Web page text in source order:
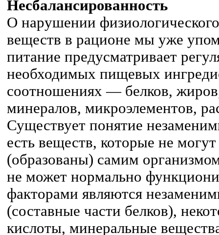
Несбалансированность
О нарушении
веществ в рационе мы уже
питание предусматривает
необходимых пищевых
соотношениях — белков,
минералов, микроэлементов,
Существует понятие
есть веществ, которые не
(образованы) самим
не может нормально
факторами являются
(составные части белков),
кислоты, минеральные